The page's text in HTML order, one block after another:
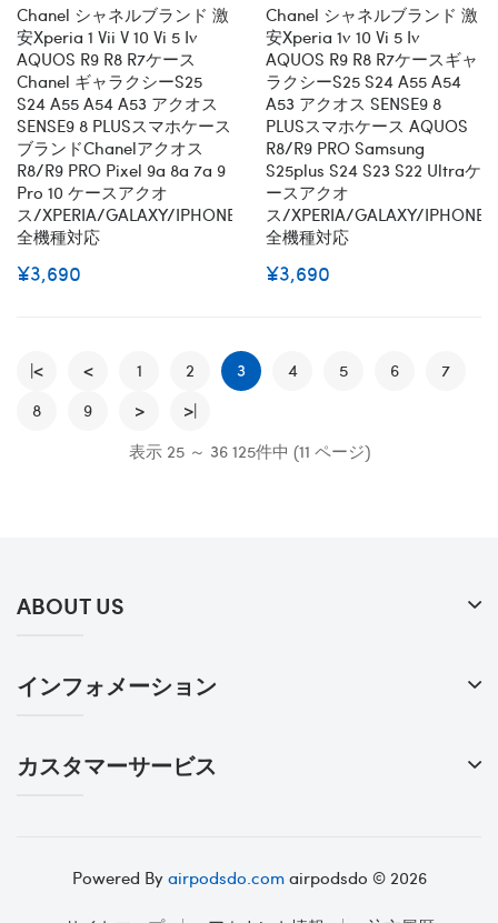
Chanel シャネルブランド 激
安xperia 1 Vii V 10 Vi 5 Iv
AQUOS R9 R8 R7ケース
Chanel ギャラクシーs25
S24 A55 A54 A53 アクオス
SENSE9 8 PLUSスマホケース
ブランドChanelアクオス
R8/R9 PRO Pixel 9a 8a 7a 9
Pro 10 ケースアクオ
ス/XPERIA/GALAXY/IPHONE
全機種対応
¥3,690
Chanel シャネルブランド 激
安xperia 1v 10 Vi 5 Iv
AQUOS R9 R8 R7ケースギャ
ラクシーs25 S24 A55 A54
A53 アクオス SENSE9 8
PLUSスマホケース AQUOS
R8/R9 PRO Samsung
S25plus S24 S23 S22 Ultraケ
ースアクオ
ス/XPERIA/GALAXY/IPHONE
全機種対応
¥3,690
|< < 1 2 3 4 5 6
7
8
9 >
>|
表示 25 ～ 36 125件中 (11 ページ)
ABOUT US
インフォメーション
カスタマーサービス
Powered Byairpodsdo.comairpodsdo © 2026